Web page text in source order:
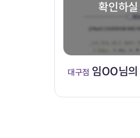
확인하
대구점 임OO님